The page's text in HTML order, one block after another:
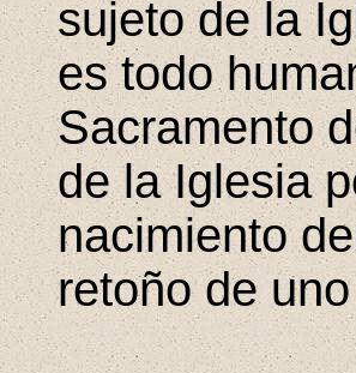
sujeto de la
es todo
Sacramento
de la Iglesia
nacimiento
retoño de